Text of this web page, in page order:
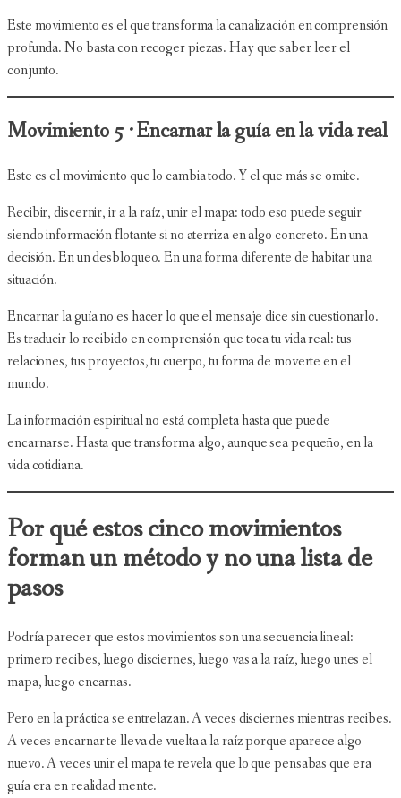
Este movimiento es el que transforma la canalización en comprensión
profunda. No basta con recoger piezas. Hay que saber leer el
conjunto.
Movimiento 5 · Encarnar la guía en la vida real
Este es el movimiento que lo cambia todo. Y el que más se omite.
Recibir, discernir, ir a la raíz, unir el mapa: todo eso puede seguir
siendo información flotante si no aterriza en algo concreto. En una
decisión. En un desbloqueo. En una forma diferente de habitar una
situación.
Encarnar la guía no es hacer lo que el mensaje dice sin cuestionarlo.
Es traducir lo recibido en comprensión que toca tu vida real: tus
relaciones, tus proyectos, tu cuerpo, tu forma de moverte en el
mundo.
La información espiritual no está completa hasta que puede
encarnarse. Hasta que transforma algo, aunque sea pequeño, en la
vida cotidiana.
Por qué estos cinco movimientos
forman un método y no una lista de
pasos
Podría parecer que estos movimientos son una secuencia lineal:
primero recibes, luego disciernes, luego vas a la raíz, luego unes el
mapa, luego encarnas.
Pero en la práctica se entrelazan. A veces disciernes mientras recibes.
A veces encarnar te lleva de vuelta a la raíz porque aparece algo
nuevo. A veces unir el mapa te revela que lo que pensabas que era
guía era en realidad mente.